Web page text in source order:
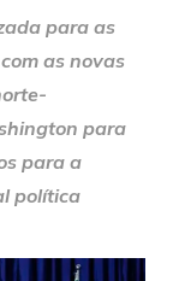
para as
as novas
para
para a
política